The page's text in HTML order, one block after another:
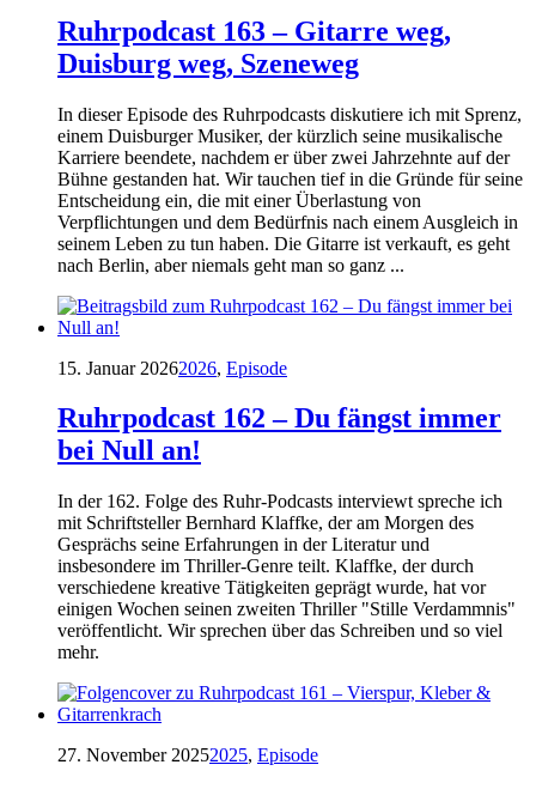
Ruhrpodcast 163 – Gitarre weg,
Duisburg weg, Szeneweg
In dieser Episode des Ruhrpodcasts diskutiere ich mit Sprenz,
einem Duisburger Musiker, der kürzlich seine musikalische
Karriere beendete, nachdem er über zwei Jahrzehnte auf der
Bühne gestanden hat. Wir tauchen tief in die Gründe für seine
Entscheidung ein, die mit einer Überlastung von
Verpflichtungen und dem Bedürfnis nach einem Ausgleich in
seinem Leben zu tun haben. Die Gitarre ist verkauft, es geht
nach Berlin, aber niemals geht man so ganz ...
15. Januar 20262026, Episode
Ruhrpodcast 162 – Du fängst immer
bei Null an!
In der 162. Folge des Ruhr-Podcasts interviewt spreche ich
mit Schriftsteller Bernhard Klaffke, der am Morgen des
Gesprächs seine Erfahrungen in der Literatur und
insbesondere im Thriller-Genre teilt. Klaffke, der durch
verschiedene kreative Tätigkeiten geprägt wurde, hat vor
einigen Wochen seinen zweiten Thriller "Stille Verdammnis"
veröffentlicht. Wir sprechen über das Schreiben und so viel
mehr.
27. November 20252025, Episode